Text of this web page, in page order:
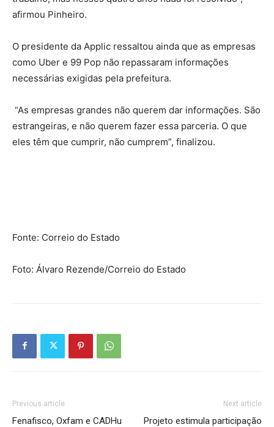
afirmou Pinheiro.
O presidente da Applic ressaltou ainda que as empresas
como Uber e 99 Pop não repassaram informações
necessárias exigidas pela prefeitura.
“As empresas grandes não querem dar informações. São
estrangeiras, e não querem fazer essa parceria. O que
eles têm que cumprir, não cumprem”, finalizou.
Fonte: Correio do Estado
Foto: Álvaro Rezende/Correio do Estado
Previous article
Fenafisco, Oxfam e CADHu
Next article
Projeto estimula participação